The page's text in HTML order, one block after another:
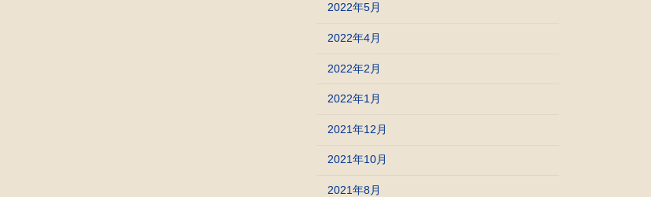
2022年5月
2022年4月
2022年2月
2022年1月
2021年12月
2021年10月
2021年8月